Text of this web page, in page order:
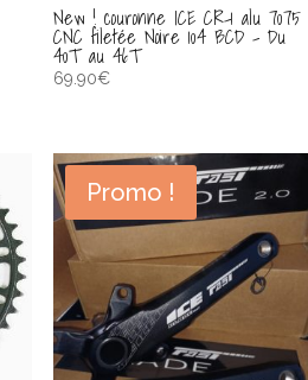
New ! couronne ICE CR-1 alu 7075
CNC filetée Noire 104 BCD – Du
40T au 46T
69.90€
Promo !